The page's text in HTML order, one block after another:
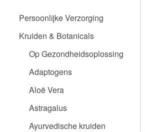
website
schermlezer
Persoonlijke Verzorging
Kruiden & Botanicals
Op Gezondheidsoplossing
Adaptogens
Aloë Vera
Astragalus
Ayurvedische kruiden